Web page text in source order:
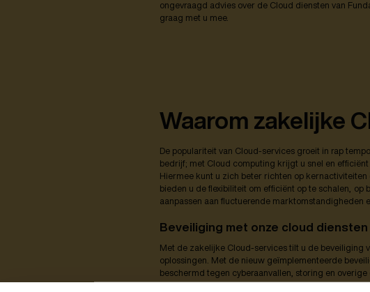
ongevraagd advies over de Cloud diensten van
graag met u mee.
Waarom zakelijke
De populariteit van Cloud-services groeit in rap
bedrijf; met Cloud computing krijgt u snel en
Hiermee kunt u zich beter richten op
bieden u de flexibiliteit om efficiënt op te schalen,
aanpassen aan fluctuerende marktomstandigheden
Beveiliging met onze cloud diensten
Met de zakelijke Cloud-services tilt u de beveiliging
oplossingen. Met de nieuw geïmplementeerde
beschermd tegen cyberaanvallen, storing en
overige tools vermindert u de kans op